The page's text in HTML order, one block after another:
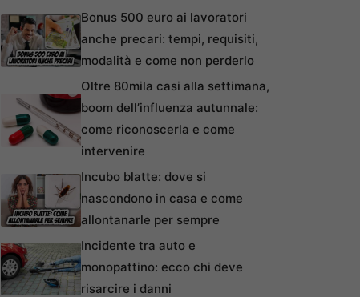
Bonus 500 euro ai lavoratori
anche precari: tempi, requisiti,
modalità e come non perderlo
Oltre 80mila casi alla settimana,
boom dell’influenza autunnale:
come riconoscerla e come
intervenire
Incubo blatte: dove si
nascondono in casa e come
allontanarle per sempre
Incidente tra auto e
monopattino: ecco chi deve
risarcire i danni